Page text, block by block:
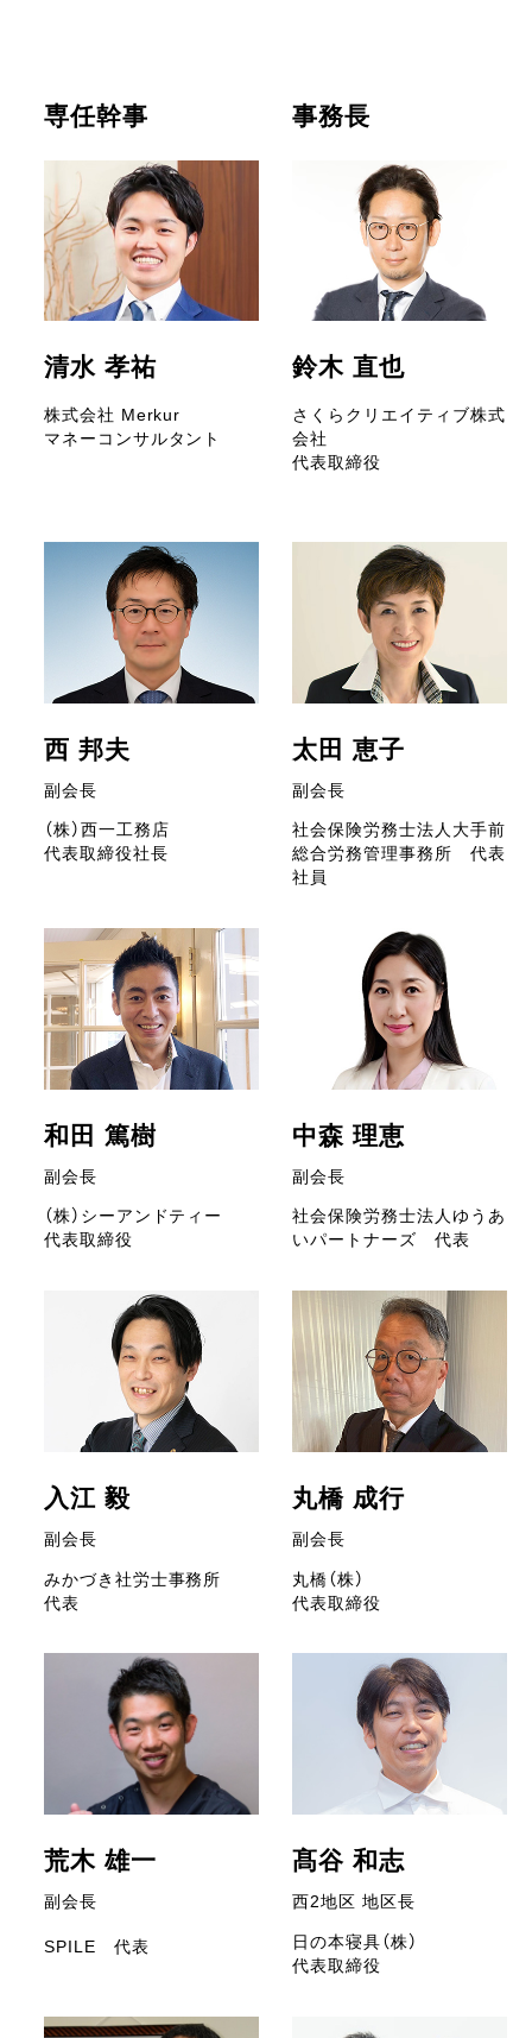
専任幹事
清水 孝祐
株式会社 Merkur
マネーコンサルタント
事務長
鈴木 直也
さくらクリエイティブ株式
会社
代表取締役
西 邦夫
副会長
（株）西一工務店
代表取締役社長
太田 恵子
副会長
社会保険労務士法人大手前
総合労務管理事務所 代表
社員
和田 篤樹
副会長
（株）シーアンドティー
代表取締役
中森 理恵
副会長
社会保険労務士法人ゆうあ
いパートナーズ 代表
入江 毅
副会長
みかづき社労士事務所
代表
丸橋 成行
副会長
丸橋（株）
代表取締役
荒木 雄一
副会長
SPILE 代表
髙谷 和志
西2地区 地区長
日の本寝具（株）
代表取締役